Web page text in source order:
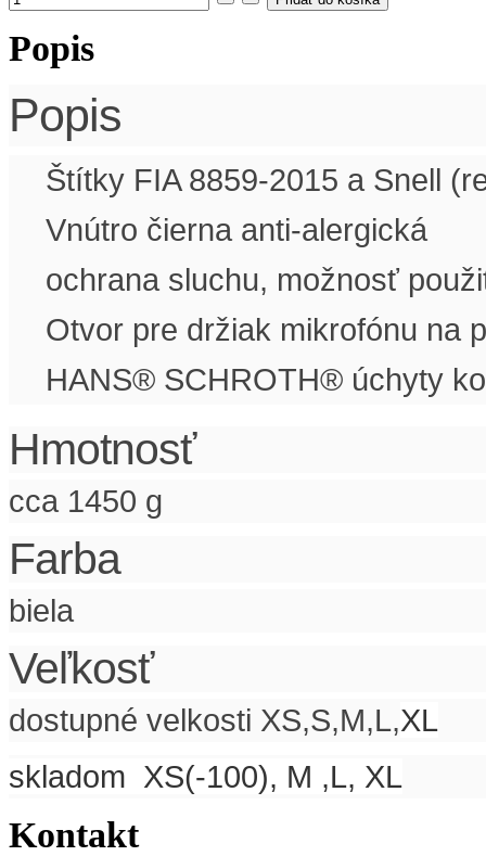
Popis
Popis
Štítky FIA 8859-2015 a Snell
Vnútro čierna anti-alergická
ochrana sluchu, možnosť
Otvor pre držiak mikrofónu na
HANS® SCHROTH® úchyty
Hmotnosť
cca 1450 g
Farba
biela
Veľkosť
dostupné velkosti XS,S,M,L,XL
skladom XS(-100), M ,L, XL
Kontakt